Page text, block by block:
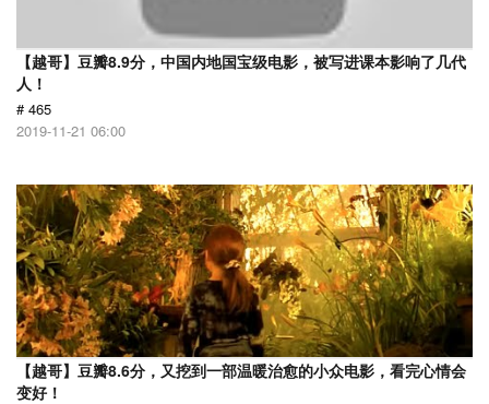
【越哥】豆瓣8.9分，中国内地国宝级电影，被写进课本影响了几代
人！
# 465
2019-11-21 06:00
【越哥】豆瓣8.6分，又挖到一部温暖治愈的小众电影，看完心情会
变好！